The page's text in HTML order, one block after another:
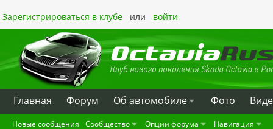
Зарегистрироваться в клубе или войти
Главная Форум Oб автомобиле Фото
Новые сообщения Сообщество Опции форума Навигация